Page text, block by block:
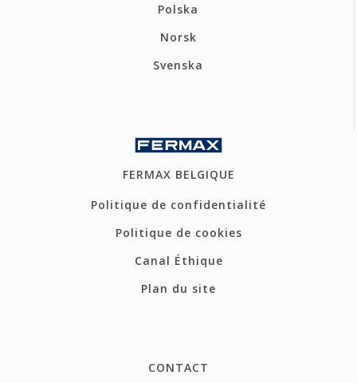
Polska
Norsk
Svenska
FERMAX BELGIQUE
Politique de confidentialité
Politique de cookies
Canal Éthique
Plan du site
CONTACT